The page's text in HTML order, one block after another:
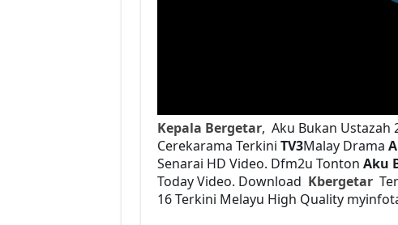
Kepala Bergetar, Aku Bukan Ustazah
Cerekarama Terkini TV3Malay Drama
Senarai HD Video. Dfm2u Tonton Aku
Today Video. Download Kbergetar
16 Terkini Melayu High Quality